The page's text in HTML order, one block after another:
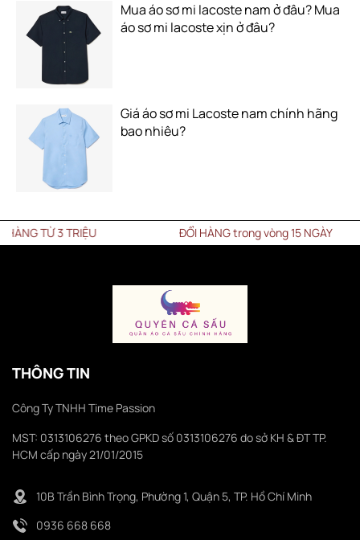
Mua áo sơ mi lacoste nam ở đâu? Mua
áo sơ mi lacoste xịn ở đâu?
Giá áo sơ mi Lacoste nam chính hãng
bao nhiêu?
3 TRIỆU ĐỔI HÀNG trong vòng 15 NGÀY
THÔNG TIN
Công Ty TNHH Time Passion
MST: 0313106276 theo GPKD số 0313106276 do sở KH & ĐT TP.
HCM cấp ngày 21/01/2015
10B Trần Bình Trọng, Phường 1, Quận 5, TP. Hồ Chí Minh
0936 668 668